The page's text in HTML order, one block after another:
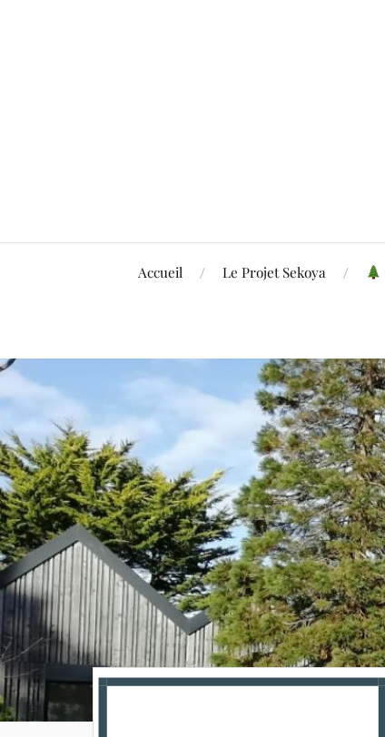
Accueil Le Projet Sekoya